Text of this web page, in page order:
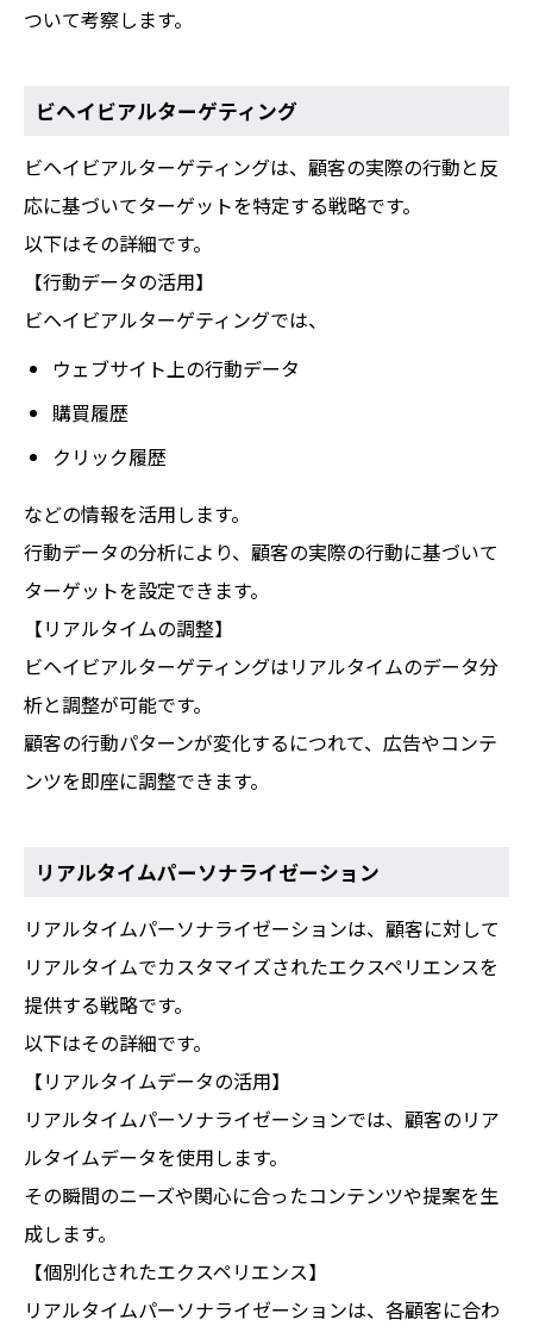
ついて考察します。
ビヘイビアルターゲティング
ビヘイビアルターゲティングは、顧客の実際の行動と反
応に基づいてターゲットを特定する戦略です。
以下はその詳細です。
【行動データの活用】
ビヘイビアルターゲティングでは、
ウェブサイト上の行動データ
購買履歴
クリック履歴
などの情報を活用します。
行動データの分析により、顧客の実際の行動に基づいて
ターゲットを設定できます。
【リアルタイムの調整】
ビヘイビアルターゲティングはリアルタイムのデータ分
析と調整が可能です。
顧客の行動パターンが変化するにつれて、広告やコンテ
ンツを即座に調整できます。
リアルタイムパーソナライゼーション
リアルタイムパーソナライゼーションは、顧客に対して
リアルタイムでカスタマイズされたエクスペリエンスを
提供する戦略です。
以下はその詳細です。
【リアルタイムデータの活用】
リアルタイムパーソナライゼーションでは、顧客のリア
ルタイムデータを使用します。
その瞬間のニーズや関心に合ったコンテンツや提案を生
成します。
【個別化されたエクスペリエンス】
リアルタイムパーソナライゼーションは、各顧客に合わ